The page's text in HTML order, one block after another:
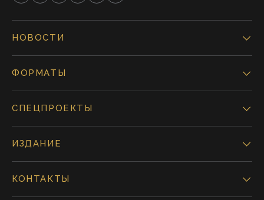
НОВОСТИ
ФОРМАТЫ
СПЕЦПРОЕКТЫ
ИЗДАНИЕ
КОНТАКТЫ